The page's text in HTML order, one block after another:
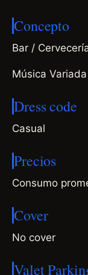
Concepto
Bar /
Música
Dress code
Casual
Precios
Consumo
Cover
No cover
Valet